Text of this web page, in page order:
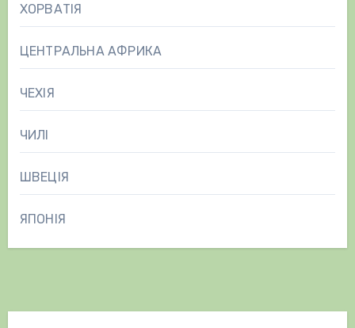
ХОРВАТІЯ
ЦЕНТРАЛЬНА АФРИКА
ЧЕХІЯ
ЧИЛІ
ШВЕЦІЯ
ЯПОНІЯ